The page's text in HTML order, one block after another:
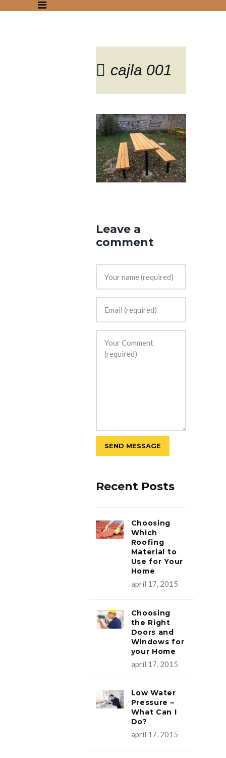
cajla 001
Leave a
comment
Recent Posts
Choosing
Which
Roofing
Material to
Use for Your
Home
apríl 17, 2015
Choosing
the Right
Doors and
Windows for
your Home
apríl 17, 2015
Low Water
Pressure –
What Can I
Do?
apríl 17, 2015